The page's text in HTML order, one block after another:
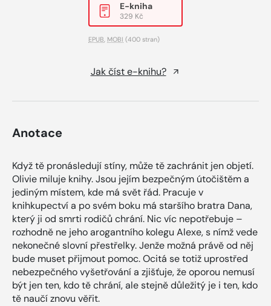
E-kniha
329 Kč
EPUB, MOBI (400 stran)
Jak číst e-knihu?
Anotace
Když tě pronásledují stíny, může tě zachránit jen objetí.
Olivie miluje knihy. Jsou jejím bezpečným útočištěm a
jediným místem, kde má svět řád. Pracuje v
knihkupectví a po svém boku má staršího bratra Dana,
který ji od smrti rodičů chrání. Nic víc nepotřebuje –
rozhodně ne jeho arogantního kolegu Alexe, s nímž vede
nekonečné slovní přestřelky. Jenže možná právě od něj
bude muset přijmout pomoc. Ocitá se totiž uprostřed
nebezpečného vyšetřování a zjišťuje, že oporou nemusí
být jen ten, kdo tě chrání, ale stejně důležitý je i ten, kdo
tě naučí znovu věřit.